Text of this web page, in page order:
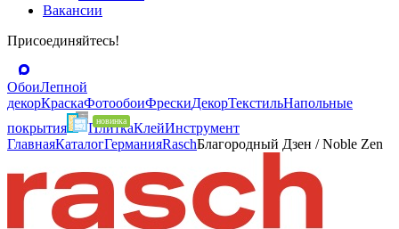
Вакансии
Присоединяйтесь!
ОбоиЛепной
декорКраскаФотообоиФрескиДекорТекстильНапольные
покрытия
ПлиткаКлейИнструмент
ГлавнаяКаталогГерманияRaschБлагородный Дзен / Noble Zen